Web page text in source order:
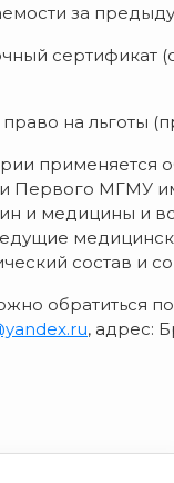
за
на льготы
применяется
Первого МГМУ
и медицины и
состав и
обратиться
, адрес: